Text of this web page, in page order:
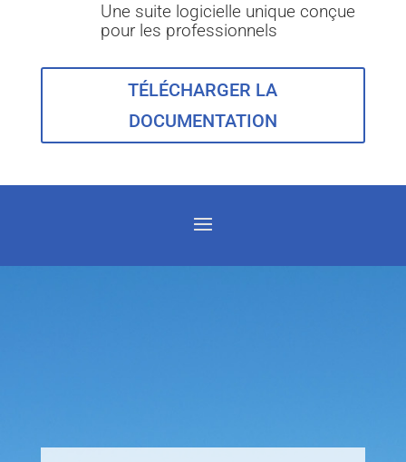
Une suite logicielle unique conçue
pour les professionnels
TÉLÉCHARGER LA
DOCUMENTATION